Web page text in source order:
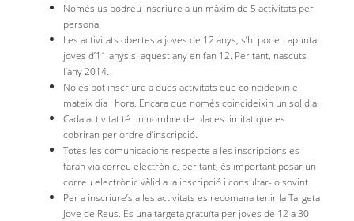
Només us podreu inscriure a un màxim de 5 activitats per
persona.
Les activitats obertes a joves de 12 anys, s’hi poden apuntar
joves d’11 anys si aquest any en fan 12. Per tant, nascuts
l’any 2014.
No es pot inscriure a dues activitats que coincideixin el
mateix dia i hora. Encara que només coincideixin un sol dia.
Cada activitat té un nombre de places limitat que es
cobriran per ordre d’inscripció.
Totes les comunicacions respecte a les inscripcions es
faran via correu electrònic, per tant, és important posar un
correu electrònic vàlid a la inscripció i consultar-lo sovint.
Per a inscriure’s a les activitats es recomana tenir la Targeta
Jove de Reus. És una targeta gratuïta per joves de 12 a 30